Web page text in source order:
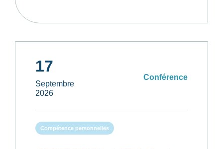
17
Septembre
2026
Conférence
Compétence personnelles